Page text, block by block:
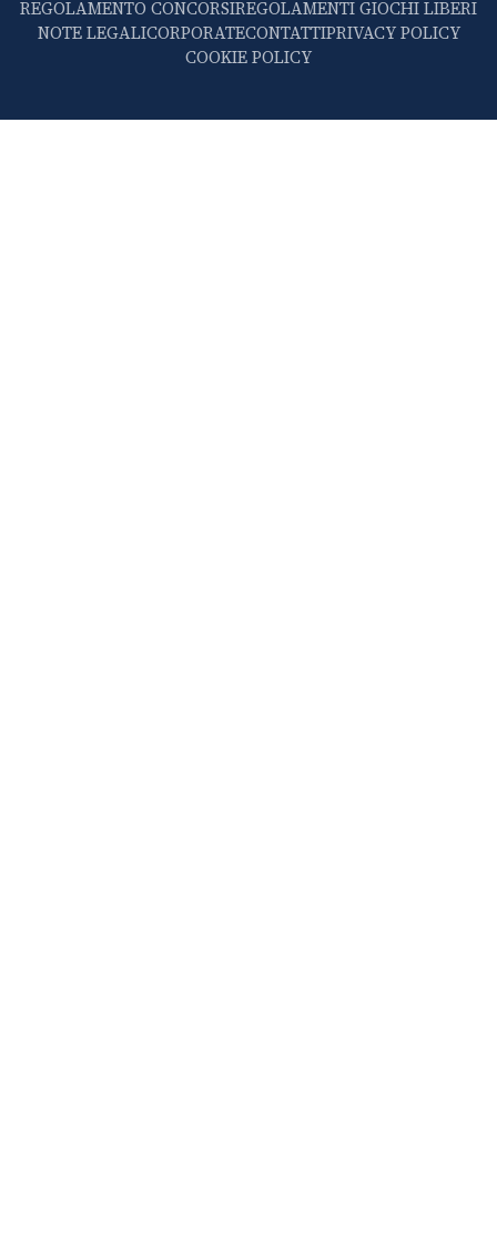
REGOLAMENTO CONCORSIREGOLAMENTI GIOCHI LIBERI
NOTE LEGALICORPORATECONTATTIPRIVACY POLICY
COOKIE POLICY